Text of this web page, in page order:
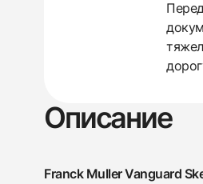
Описание
Franck Muller Vanguard